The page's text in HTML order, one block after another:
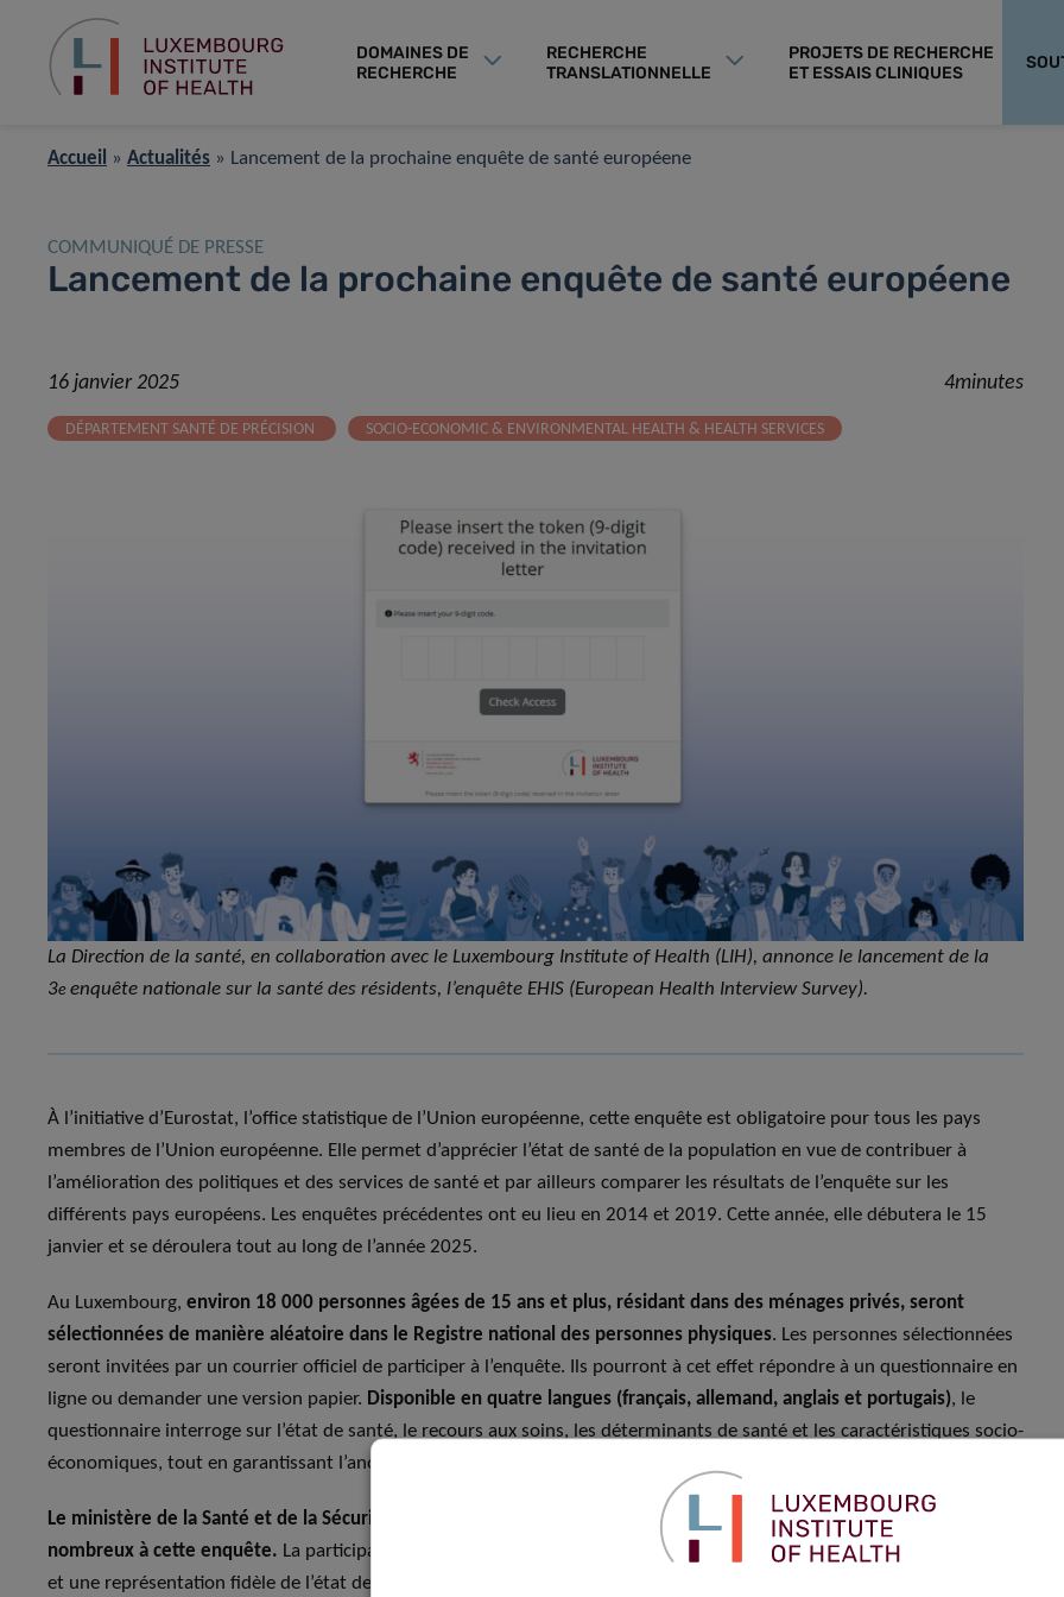
DOMAINES DE
RECHERCHE
RECHERCHE
TRANSLATIONNELLE
PROJETS DE RECHERCHE
ET ESSAIS CLINIQUES
Accueil » Actualités » Lancement de la prochaine enquête de santé européene
COMMUNIQUÉ DE PRESSE
Lancement de la prochaine enquête de santé européene
16 janvier 2025 4minutes
DÉPARTEMENT SANTÉ DE PRÉCISION SOCIO-ECONOMIC & ENVIRONMENTAL HEALTH & HEALTH SERVICES
La Direction de la santé, en collaboration avec le Luxembourg Institute of Health (LIH), annonce le lancement de la
3e enquête nationale sur la santé des résidents, l’enquête EHIS (European Health Interview Survey).
À l’initiative d’Eurostat, l’office statistique de l’Union européenne, cette enquête est obligatoire pour tous les pays
membres de l’Union européenne. Elle permet d’apprécier l’état de santé de la population en vue de contribuer à
l’amélioration des politiques et des services de santé et par ailleurs comparer les résultats de l’enquête sur les
différents pays européens. Les enquêtes précédentes ont eu lieu en 2014 et 2019. Cette année, elle débutera le 15
janvier et se déroulera tout au long de l’année 2025.
Au Luxembourg, environ 18 000 personnes âgées de 15 ans et plus, résidant dans des ménages privés, seront
sélectionnées de manière aléatoire dans le Registre national des personnes physiques. Les personnes sélectionnées
seront invitées par un courrier officiel de participer à l’enquête. Ils pourront à cet effet répondre à un questionnaire en
ligne ou demander une version papier. Disponible en quatre langues (français, allemand, anglais et portugais), le
questionnaire interroge sur l’état de santé, le recours aux soins, les déterminants de santé et les caractéristiques socio-
économiques, tout en garantissant l’anonymat des répondants.
Le ministère de la Santé et de la Sécurité sociale invite les personnes sélectionnées de participer vraiment
nombreux à cette enquête. La participation, bien que non obligatoire, est essentielle pour garantir des données fiables
et une représentation fidèle de l’état de santé des résidents luxembourgeois. Plus le nombre de participants est élevé,